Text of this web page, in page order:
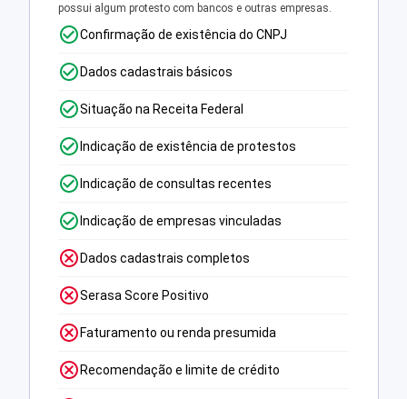
possui algum protesto com bancos e outras empresas.
Confirmação de existência do CNPJ
Dados cadastrais básicos
Situação na Receita Federal
Indicação de existência de protestos
Indicação de consultas recentes
Indicação de empresas vinculadas
Dados cadastrais completos
Serasa Score Positivo
Faturamento ou renda presumida
Recomendação e limite de crédito